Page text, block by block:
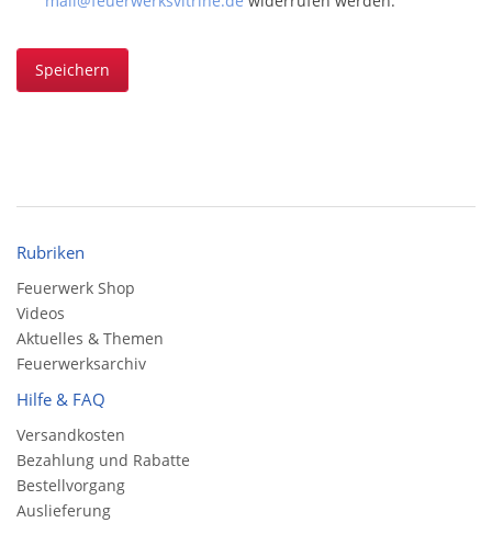
Speichern
Rubriken
Feuerwerk Shop
Videos
Aktuelles & Themen
Feuerwerksarchiv
Hilfe & FAQ
Versandkosten
Bezahlung und Rabatte
Bestellvorgang
Auslieferung